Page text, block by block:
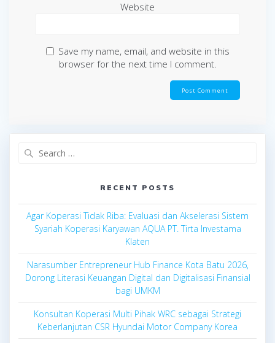
Website
Save my name, email, and website in this
browser for the next time I comment.
RECENT POSTS
Agar Koperasi Tidak Riba: Evaluasi dan Akselerasi Sistem
Syariah Koperasi Karyawan AQUA PT. Tirta Investama
Klaten
Narasumber Entrepreneur Hub Finance Kota Batu 2026,
Dorong Literasi Keuangan Digital dan Digitalisasi Finansial
bagi UMKM
Konsultan Koperasi Multi Pihak WRC sebagai Strategi
Keberlanjutan CSR Hyundai Motor Company Korea